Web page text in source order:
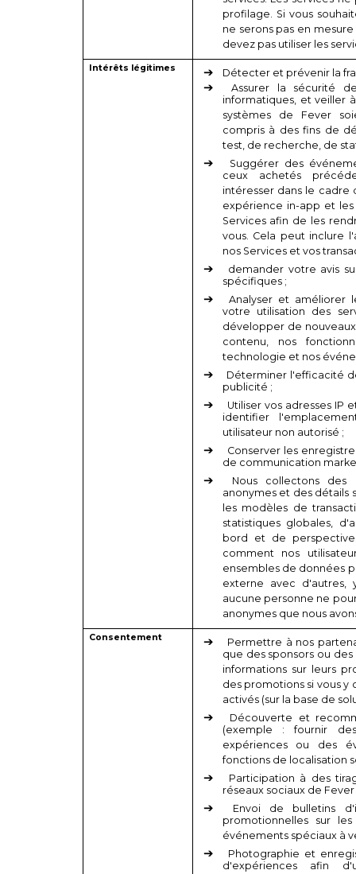
profilage. Si vous
ne serons pas en
devez pas utiliser les
Intérêts légitimes
Détecter et prévenir la
Assurer la sécurité
informatiques, et veiller
systèmes de Fever
compris à des fins de
test, de recherche, de
Suggérer des
ceux achetés
intéresser dans le cadre
expérience in-app et
Services afin de les
vous. Cela peut inclure
nos Services et vos
demander votre avis
spécifiques ;
Analyser et améliorer
votre utilisation des
développer de
contenu, nos
technologie et nos
Déterminer l'efficacité
publicité ;
Utiliser vos adresses IP
identifier
utilisateur non autorisé ;
Conserver les
de communication
Nous collectons des
anonymes et des détails
les modèles de
statistiques globales,
bord et de
comment nos
ensembles de données
externe avec d'autres,
aucune personne ne
anonymes que nous
Consentement Permettre à nos
que des sponsors ou
informations sur leurs
des promotions si vous y
activés (sur la base de
Découverte et
(exemple : fournir
expériences ou des
fonctions de localisation
Participation à des
réseaux sociaux de Fever
Envoi de bulletins
promotionnelles sur
événements spéciaux à
Photographie et
d'expériences afin